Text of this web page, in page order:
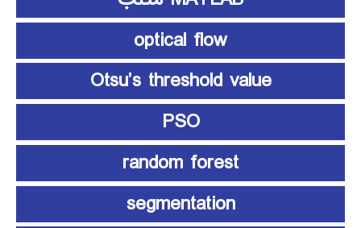
optical flow
Otsu’s threshold value
PSO
random forest
segmentation